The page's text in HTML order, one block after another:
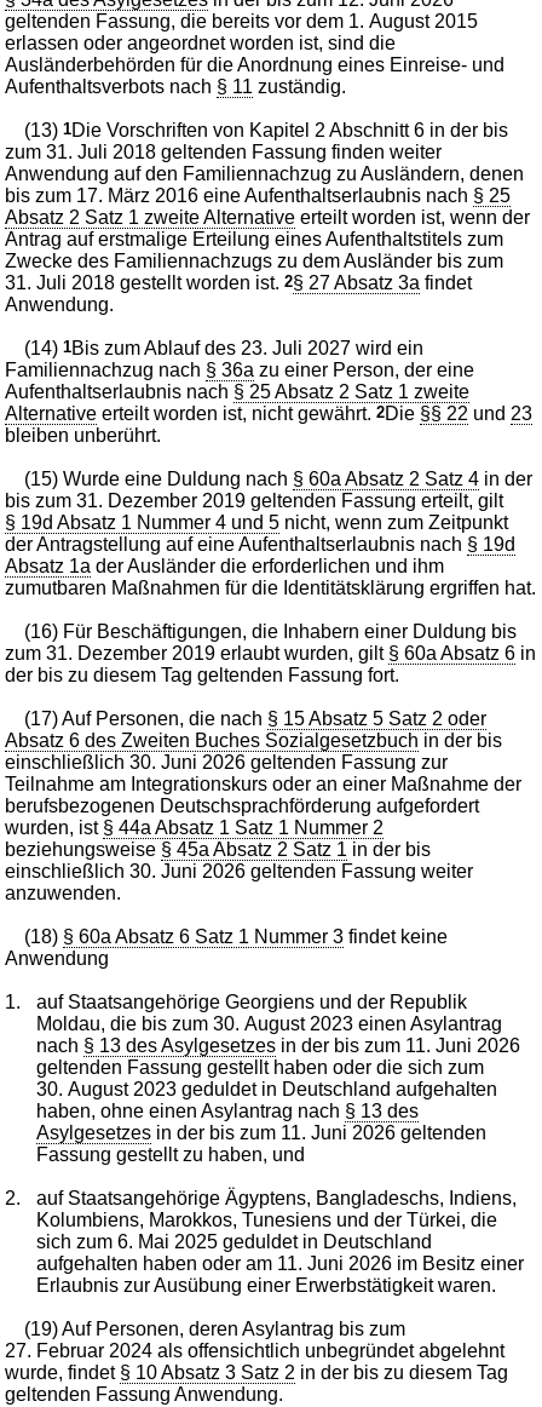
geltenden Fassung, die bereits vor dem 1. August 2015
erlassen oder angeordnet worden ist, sind die
Ausländerbehörden für die Anordnung eines Einreise- und
Aufenthaltsverbots nach § 11 zuständig.
(13)1Die Vorschriften von Kapitel 2 Abschnitt 6 in der bis
zum 31. Juli 2018 geltenden Fassung finden weiter
Anwendung auf den Familiennachzug zu Ausländern, denen
bis zum 17. März 2016 eine Aufenthaltserlaubnis nach § 25
Absatz 2 Satz 1 zweite Alternative erteilt worden ist, wenn der
Antrag auf erstmalige Erteilung eines Aufenthaltstitels zum
Zwecke des Familiennachzugs zu dem Ausländer bis zum
31. Juli 2018 gestellt worden ist.2§ 27 Absatz 3a findet
Anwendung.
(14)1Bis zum Ablauf des 23. Juli 2027 wird ein
Familiennachzug nach § 36a zu einer Person, der eine
Aufenthaltserlaubnis nach § 25 Absatz 2 Satz 1 zweite
Alternative erteilt worden ist, nicht gewährt.2Die §§ 22 und 23
bleiben unberührt.
(15) Wurde eine Duldung nach § 60a Absatz 2 Satz 4 in der
bis zum 31. Dezember 2019 geltenden Fassung erteilt, gilt
§ 19d Absatz 1 Nummer 4 und 5 nicht, wenn zum Zeitpunkt
der Antragstellung auf eine Aufenthaltserlaubnis nach § 19d
Absatz 1a der Ausländer die erforderlichen und ihm
zumutbaren Maßnahmen für die Identitätsklärung ergriffen hat.
(16) Für Beschäftigungen, die Inhabern einer Duldung bis
zum 31. Dezember 2019 erlaubt wurden, gilt § 60a Absatz 6 in
der bis zu diesem Tag geltenden Fassung fort.
(17) Auf Personen, die nach § 15 Absatz 5 Satz 2 oder
Absatz 6 des Zweiten Buches Sozialgesetzbuch in der bis
einschließlich 30. Juni 2026 geltenden Fassung zur
Teilnahme am Integrationskurs oder an einer Maßnahme der
berufsbezogenen Deutschsprachförderung aufgefordert
wurden, ist § 44a Absatz 1 Satz 1 Nummer 2
beziehungsweise § 45a Absatz 2 Satz 1 in der bis
einschließlich 30. Juni 2026 geltenden Fassung weiter
anzuwenden.
(18) § 60a Absatz 6 Satz 1 Nummer 3 findet keine
Anwendung
1.
auf Staatsangehörige Georgiens und der Republik
Moldau, die bis zum 30. August 2023 einen Asylantrag
nach § 13 des Asylgesetzes in der bis zum 11. Juni 2026
geltenden Fassung gestellt haben oder die sich zum
30. August 2023 geduldet in Deutschland aufgehalten
haben, ohne einen Asylantrag nach § 13 des
Asylgesetzes in der bis zum 11. Juni 2026 geltenden
Fassung gestellt zu haben, und
2.
auf Staatsangehörige Ägyptens, Bangladeschs, Indiens,
Kolumbiens, Marokkos, Tunesiens und der Türkei, die
sich zum 6. Mai 2025 geduldet in Deutschland
aufgehalten haben oder am 11. Juni 2026 im Besitz einer
Erlaubnis zur Ausübung einer Erwerbstätigkeit waren.
(19) Auf Personen, deren Asylantrag bis zum
27. Februar 2024 als offensichtlich unbegründet abgelehnt
wurde, findet § 10 Absatz 3 Satz 2 in der bis zu diesem Tag
geltenden Fassung Anwendung.